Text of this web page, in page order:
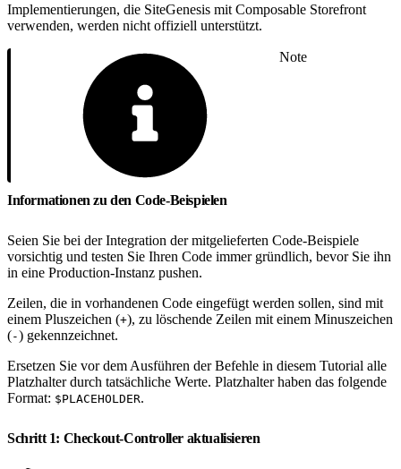
Implementierungen, die SiteGenesis mit Composable Storefront
verwenden, werden nicht offiziell unterstützt.
Note
Informationen zu den Code-Beispielen
Seien Sie bei der Integration der mitgelieferten Code-Beispiele
vorsichtig und testen Sie Ihren Code immer gründlich, bevor Sie ihn
in eine Production-Instanz pushen.
Zeilen, die in vorhandenen Code eingefügt werden sollen, sind mit
einem Pluszeichen (+), zu löschende Zeilen mit einem Minuszeichen
(-) gekennzeichnet.
Ersetzen Sie vor dem Ausführen der Befehle in diesem Tutorial alle
Platzhalter durch tatsächliche Werte. Platzhalter haben das folgende
Format: $PLACEHOLDER.
Schritt 1: Checkout-Controller aktualisieren